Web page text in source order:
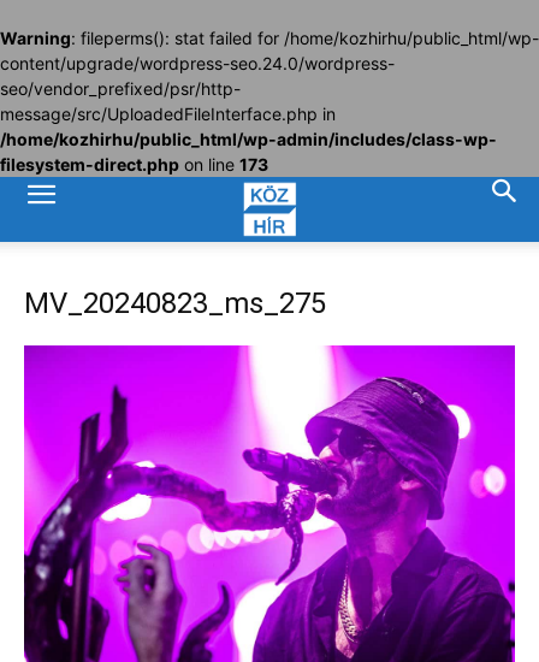
Warning: fileperms(): stat failed for /home/kozhirhu/public_html/wp-
content/upgrade/wordpress-seo.24.0/wordpress-
seo/vendor_prefixed/psr/http-
message/src/UploadedFileInterface.php in
/home/kozhirhu/public_html/wp-admin/includes/class-wp-
filesystem-direct.php on line 173
MV_20240823_ms_275